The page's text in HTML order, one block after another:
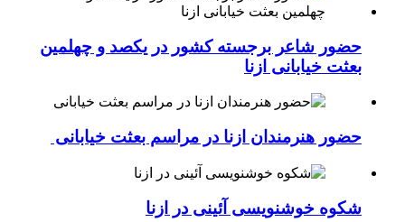
حضور شاعر برجسته کشور در یکصد و چهلمین
بعثت خیابانی ازنا
حضور هنرمندان ازنا در مراسم بعثت خیابانی
شکوه خوشنویسی آئینی در ازنا